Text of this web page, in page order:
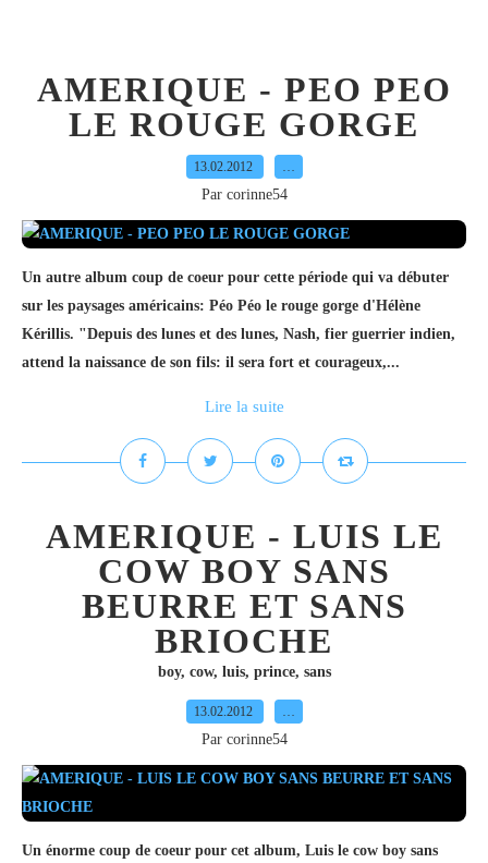
AMERIQUE - PEO PEO
LE ROUGE GORGE
13.02.2012 …
Par corinne54
Un autre album coup de coeur pour cette période qui va débuter
sur les paysages américains: Péo Péo le rouge gorge d'Hélène
Kérillis. "Depuis des lunes et des lunes, Nash, fier guerrier indien,
attend la naissance de son fils: il sera fort et courageux,...
Lire la suite
AMERIQUE - LUIS LE
COW BOY SANS
BEURRE ET SANS
BRIOCHE
boy, cow, luis, prince, sans
13.02.2012 …
Par corinne54
Un énorme coup de coeur pour cet album, Luis le cow boy sans